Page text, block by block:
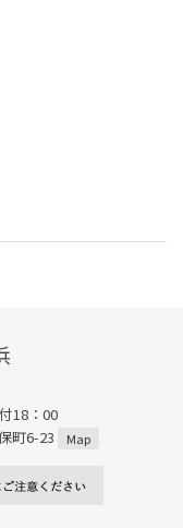
18：00
町6-23
Map